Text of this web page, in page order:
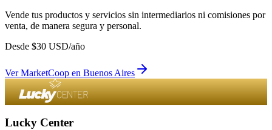
Vende tus productos y servicios sin intermediarios ni comisiones por
venta, de manera segura y personal.
Desde $30 USD/año
VerMarketCoop en Buenos Aires
Lucky Center